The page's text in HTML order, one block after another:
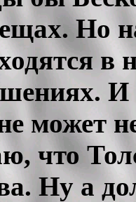
Но
в
может
что
Ну а